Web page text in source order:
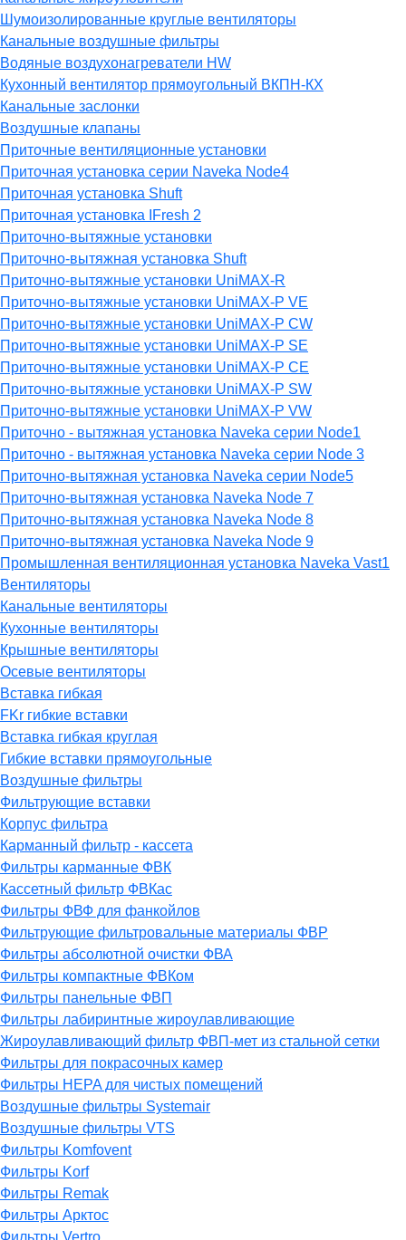
Шумоизолированные круглые вентиляторы
Канальные воздушные фильтры
Водяные воздухонагреватели HW
Кухонный вентилятор прямоугольный ВКПН-КХ
Канальные заслонки
Воздушные клапаны
Приточные вентиляционные установки
Приточная установка серии Naveka Node4
Приточная установка Shuft
Приточная установка IFresh 2
Приточно-вытяжные установки
Приточно-вытяжная установка Shuft
Приточно-вытяжные установки UniMAX-R
Приточно-вытяжные установки UniMAX-P VE
Приточно-вытяжные установки UniMAX-P CW
Приточно-вытяжные установки UniMAX-P SE
Приточно-вытяжные установки UniMAX-P CE
Приточно-вытяжные установки UniMAX-P SW
Приточно-вытяжные установки UniMAX-P VW
Приточно - вытяжная установка Naveka серии Node1
Приточно - вытяжная установка Naveka серии Node 3
Приточно-вытяжная установка Naveka серии Node5
Приточно-вытяжная установка Naveka Node 7
Приточно-вытяжная установка Naveka Node 8
Приточно-вытяжная установка Naveka Node 9
Промышленная вентиляционная установка Naveka Vast1
Вентиляторы
Канальные вентиляторы
Кухонные вентиляторы
Крышные вентиляторы
Осевые вентиляторы
Вставка гибкая
FKr гибкие вставки
Вставка гибкая круглая
Гибкие вставки прямоугольные
Воздушные фильтры
Фильтрующие вставки
Корпус фильтра
Карманный фильтр - кассета
Фильтры карманные ФВК
Кассетный фильтр ФВКас
Фильтры ФВФ для фанкойлов
Фильтрующие фильтровальные материалы ФВР
Фильтры абсолютной очистки ФВА
Фильтры компактные ФВКом
Фильтры панельные ФВП
Фильтры лабиринтные жироулавливающие
Жироулавливающий фильтр ФВП-мет из стальной сетки
Фильтры для покрасочных камер
Фильтры HEPA для чистых помещений
Воздушные фильтры Systemair
Воздушные фильтры VTS
Фильтры Komfovent
Фильтры Korf
Фильтры Remak
Фильтры Арктос
Фильтры Vertro